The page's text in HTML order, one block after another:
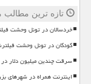
تازه ترین مطالب
خردسالان در تونل وحشت
کودکان در تونل وحشت
سرقت چندین میلیون دلار در ۲۵ دقیقه
اینترنت همراه در شهرهای